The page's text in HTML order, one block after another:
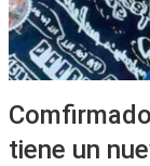
tiene un